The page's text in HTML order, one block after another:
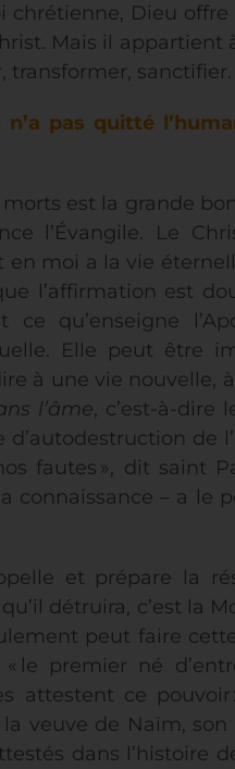
chrétienne, Dieu
Mais il
transformer, sanctifier.
pas quitté
est la grande
l’Évangile. Le
moi a la vie
l’affirmation est
ce qu’enseigne
Elle peut être
à une vie nouvelle,
l’âme, c’est-à-dire
de
fautes », dit saint
connaissance – a le
et prépare la
détruira, c’est la
peut faire
le premier né
attestent ce
veuve de Naïm,
dans l’histoire